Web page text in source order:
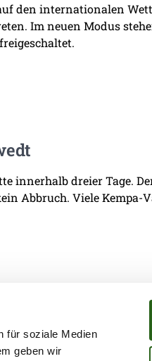
für soziale Medien
geben wir
den internationalen
Im neuen Modus
innerhalb dreier Tage.
Abbruch. Viele